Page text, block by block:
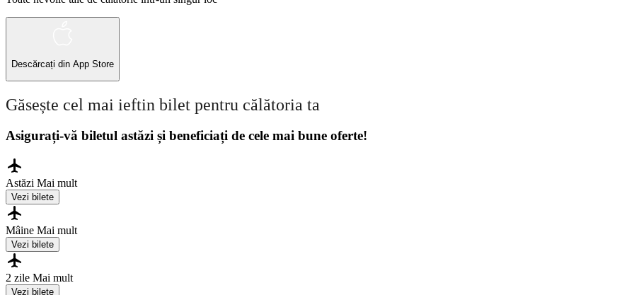
Descărcați din App Store
Găsește cel mai ieftin bilet pentru călătoria ta
Asigurați-vă biletul astăzi și beneficiați de cele mai bune oferte!
Astăzi Mai mult
Vezi bilete
Mâine Mai mult
Vezi bilete
2 zile Mai mult
Vezi bilete